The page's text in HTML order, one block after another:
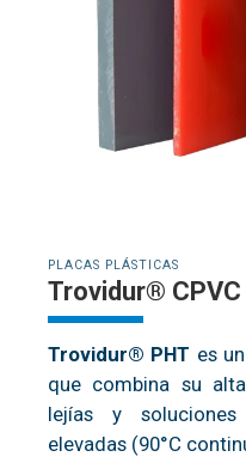
PLACAS PLÁSTICAS
Trovidur® CPVC
Trovidur® PHT es
que combina su
lejías y
elevadas (90°C